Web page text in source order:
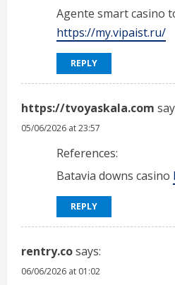
Agente smart casino
https://my.vipaist.ru/
REPLY
https://tvoyaskala.com
05/06/2026 at 23:57
References:
Batavia downs casino
REPLY
rentry.cosays:
06/06/2026 at 01:02